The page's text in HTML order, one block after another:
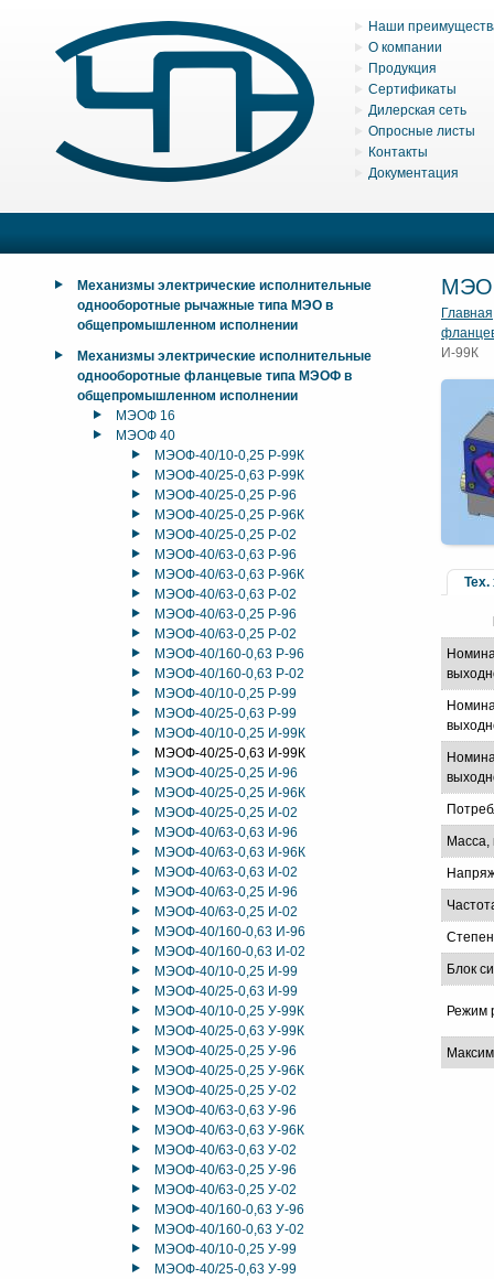
Наши
О компании
Продукция
Сертификаты
Дилерская сеть
Опросные листы
Контакты
Документация
Механизмы электрические исполнительные
однооборотные рычажные типа МЭО в
общепромышленном исполнении
Механизмы электрические исполнительные
однооборотные фланцевые типа МЭОФ в
общепромышленном исполнении
МЭОФ 16
МЭОФ 40
МЭОФ-40/10-0,25 Р-99К
МЭОФ-40/25-0,63 Р-99К
МЭОФ-40/25-0,25 Р-96
МЭОФ-40/25-0,25 Р-96К
МЭОФ-40/25-0,25 Р-02
МЭОФ-40/63-0,63 Р-96
МЭОФ-40/63-0,63 Р-96К
МЭОФ-40/63-0,63 Р-02
МЭОФ-40/63-0,25 Р-96
МЭОФ-40/63-0,25 Р-02
МЭОФ-40/160-0,63 Р-96
МЭОФ-40/160-0,63 Р-02
МЭОФ-40/10-0,25 Р-99
МЭОФ-40/25-0,63 Р-99
МЭОФ-40/10-0,25 И-99К
МЭОФ-40/25-0,63 И-99К
МЭОФ-40/25-0,25 И-96
МЭОФ-40/25-0,25 И-96К
МЭОФ-40/25-0,25 И-02
МЭОФ-40/63-0,63 И-96
МЭОФ-40/63-0,63 И-96К
МЭОФ-40/63-0,63 И-02
МЭОФ-40/63-0,25 И-96
МЭОФ-40/63-0,25 И-02
МЭОФ-40/160-0,63 И-96
МЭОФ-40/160-0,63 И-02
МЭОФ-40/10-0,25 И-99
МЭОФ-40/25-0,63 И-99
МЭОФ-40/10-0,25 У-99К
МЭОФ-40/25-0,63 У-99К
МЭОФ-40/25-0,25 У-96
МЭОФ-40/25-0,25 У-96К
МЭОФ-40/25-0,25 У-02
МЭОФ-40/63-0,63 У-96
МЭОФ-40/63-0,63 У-96К
МЭОФ-40/63-0,63 У-02
МЭОФ-40/63-0,25 У-96
МЭОФ-40/63-0,25 У-02
МЭОФ-40/160-0,63 У-96
МЭОФ-40/160-0,63 У-02
МЭОФ-40/10-0,25 У-99
МЭОФ-40/25-0,63 У-99
Главная
И-99К
Тех.
Масса,
Блок
Режим